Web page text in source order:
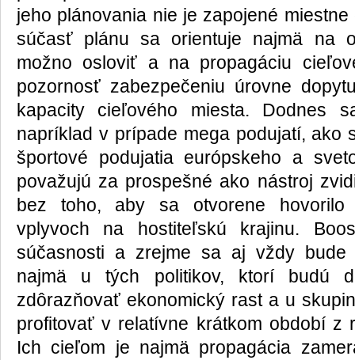
jeho plánovania nie je zapojené
súčasť plánu sa orientuje najmä na
možno osloviť a na propagáciu
pozornosť zabezpečeniu úrovne
kapacity cieľového miesta. Dodnes
napríklad v prípade mega podujatí, ako
športové podujatia európskeho a
považujú za prospešné ako nástroj
bez toho, aby sa otvorene hovorilo
vplyvoch na hostiteľskú krajinu.
súčasnosti a zrejme sa aj vždy bude
najmä u tých politikov, ktorí budú
zdôrazňovať ekonomický rast a u
profitovať v relatívne krátkom období z
Ich cieľom je najmä propagácia